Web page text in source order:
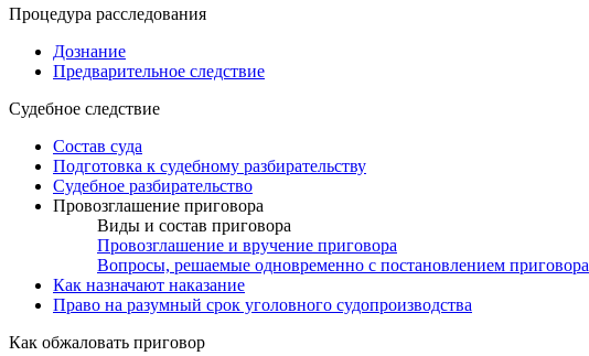
Процедура расследования
Дознание
Предварительное следствие
Судебное следствие
Состав суда
Подготовка к судебному разбирательству
Судебное разбирательство
Провозглашение приговора
Виды и состав приговора
Провозглашение и вручение приговора
Вопросы, решаемые одновременно с постановлением приговора
Как назначают наказание
Право на разумный срок уголовного судопроизводства
Как обжаловать приговор